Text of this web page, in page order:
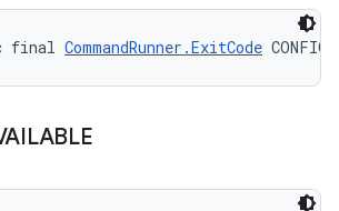
final CommandRunner.ExitCode